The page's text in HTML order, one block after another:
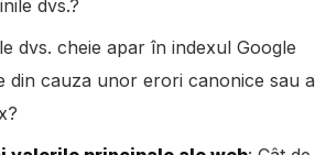
dvs.?
dvs. cheie apar în indexul Google
din cauza unor erori canonice sau a